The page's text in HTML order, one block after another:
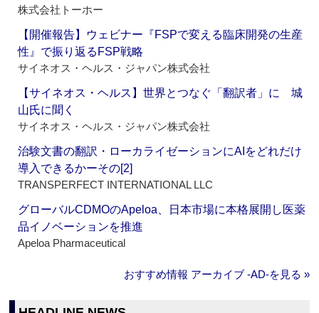
株式会社トーホー
【開催報告】ウェビナー『FSPで変える臨床開発の生産
性』で振り返るFSP戦略
サイネオス・ヘルス・ジャパン株式会社
【サイネオス・ヘルス】世界とつなぐ「翻訳者」に 城
山氏に聞く
サイネオス・ヘルス・ジャパン株式会社
治験文書の翻訳・ローカライゼーションにAIをどれだけ
導入できるかーその[2]
TRANSPERFECT INTERNATIONAL LLC
グローバルCDMOのApeloa、日本市場に本格展開し医薬
品イノベーションを推進
Apeloa Pharmaceutical
おすすめ情報 アーカイブ ‐AD‐を見る »